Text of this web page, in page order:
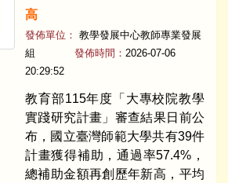
高
發佈單位： 教學發展中心教師專業發展
組
發佈時間： 2026-07-06
20:29:52
教育部115年度「大專校院教學
實踐研究計畫」審查結果日前公
布，國立臺灣師範大學共有39件
計畫獲得補助，通過率57.4%，
總補助金額再創歷年新高，平均